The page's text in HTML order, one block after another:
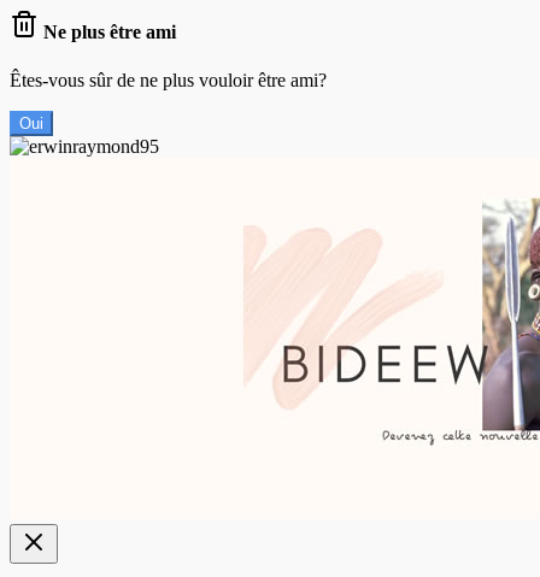
Ne plus être ami
Êtes-vous sûr de ne plus vouloir être ami?
Oui